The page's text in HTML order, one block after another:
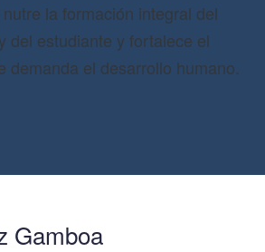
la formación integral del
del estudiante y fortalece el
demanda el desarrollo humano.
Gamboa